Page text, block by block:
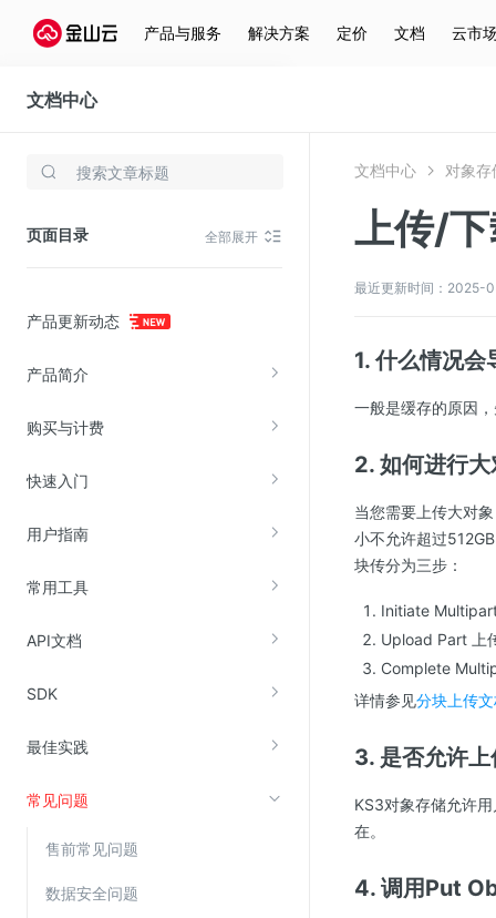
产品与服务 解决方案 定价 文档 云市
文档中心
对象存储(KS3)
页面目录 全部展开
产品更新动态
产品简介
购买与计费
快速入门
用户指南
常用工具
API文档
SDK
最佳实践
常见问题
售前常见问题
数据安全问题
存储与云分发
云硬盘(EBS)
在线迁移服务
视频云服务
云直播(KLS)
边缘节点计算
金山云云防火墙
云堡垒机
高防IP(KAD)
文档中心 对象
上传/
最近更新时间：2025-
1. 什么情况
一般是缓存的原因
2. 如何进行
当您需要上传大对
小不允许超过
块传分为三步：
Initiate
Upload Part 上
Complete
详情参见分块上传
3. 是否允许
KS3对象存储允许
在。
4. 调用Put